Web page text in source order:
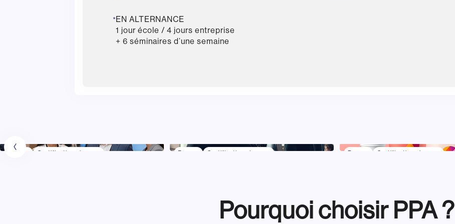
*EN ALTERNANCE
1 jour école / 4 jours entreprise
+ 6 séminaires d’une semaine
Certification niveau 7 Bac +5 Certification niveau 7 Bac +5 Certification niveau 7
Pourquoi choisir PPA ?